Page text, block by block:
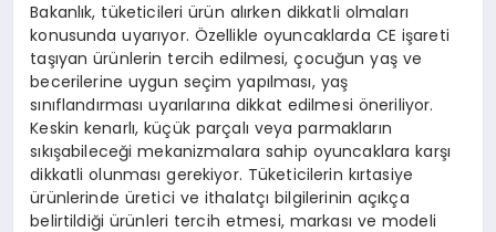
Bakanlık, tüketicileri ürün alırken dikkatli olmaları
konusunda uyarıyor. Özellikle oyuncaklarda CE işareti
taşıyan ürünlerin tercih edilmesi, çocuğun yaş ve
becerilerine uygun seçim yapılması, yaş
sınıflandırması uyarılarına dikkat edilmesi öneriliyor.
Keskin kenarlı, küçük parçalı veya parmakların
sıkışabileceği mekanizmalara sahip oyuncaklara karşı
dikkatli olunması gerekiyor. Tüketicilerin kırtasiye
ürünlerinde üretici ve ithalatçı bilgilerinin açıkça
belirtildiği ürünleri tercih etmesi, markası ve modeli